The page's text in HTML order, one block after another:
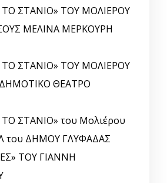
ΤΟ ΣΤΑΝΙΟ» ΤΟΥ ΜΟΛΙΕΡΟΥ
ΜΕΛΙΝΑ ΜΕΡΚΟΥΡΗ
ΤΟ ΣΤΑΝΙΟ» ΤΟΥ ΜΟΛΙΕΡΟΥ
ΘΕΑΤΡΟ
ΣΤΑΝΙΟ» του Μολιέρου
του ΔΗΜΟΥ ΓΛΥΦΑΔΑΣ
ΤΟΥ ΓΙΑΝΝΗ